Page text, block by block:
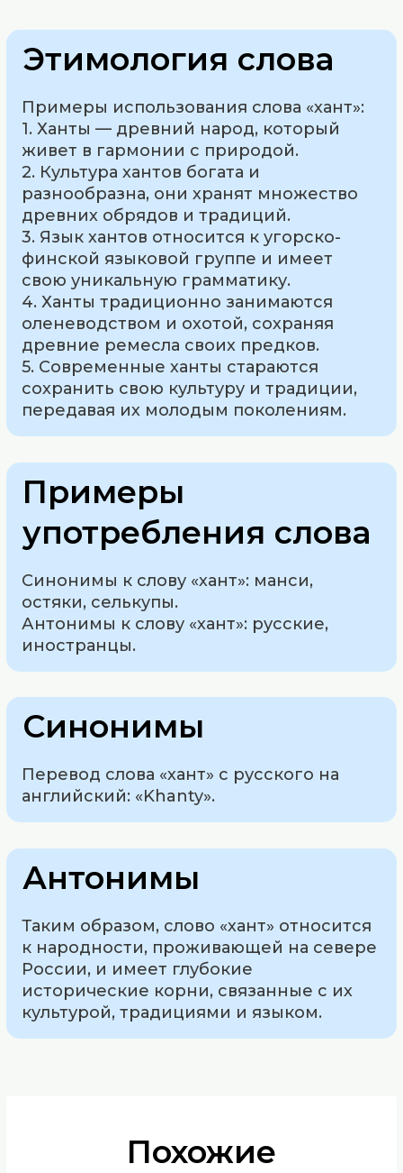
Этимология слова
Примеры использования слова «хант»:
1. Ханты — древний народ, который
живет в гармонии с природой.
2. Культура хантов богата и
разнообразна, они хранят множество
древних обрядов и традиций.
3. Язык хантов относится к угорско-
финской языковой группе и имеет
свою уникальную грамматику.
4. Ханты традиционно занимаются
оленеводством и охотой, сохраняя
древние ремесла своих предков.
5. Современные ханты стараются
сохранить свою культуру и традиции,
передавая их молодым поколениям.
Примеры
употребления слова
Синонимы к слову «хант»: манси,
остяки, селькупы.
Антонимы к слову «хант»: русские,
иностранцы.
Синонимы
Перевод слова «хант» с русского на
английский: «Khanty».
Антонимы
Таким образом, слово «хант» относится
к народности, проживающей на севере
России, и имеет глубокие
исторические корни, связанные с их
культурой, традициями и языком.
Похожие